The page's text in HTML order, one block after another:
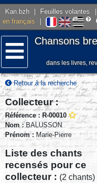
Kan.bzh Feuilles volantes
en français
Menu
Chansons
dans les livres,
Retour à la recherche
Collecteur :
Référence : R-00010
Nom :BALUSSON
Prénom :Marie-Pierre
Liste des chants
recensés pour ce
collecteur : (2 chants)